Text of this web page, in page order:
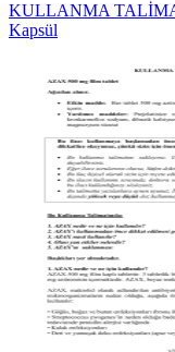
KULLANMA
Kapsül